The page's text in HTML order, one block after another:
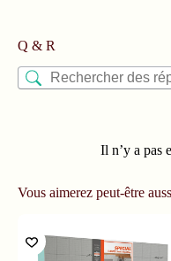
Q & R
Il n’y a pas
Vous aimerez peut-être